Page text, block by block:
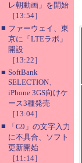
レ朝動画」を開始
［13:54］
■ ファーウェイ、東
京に「LTEラボ」
開設
［13:22］
■ SoftBank
SELECTION、
iPhone 3GS向けケ
ース3種発売
［13:04］
■
「G9」の文字入力
に不具合、ソフト
更新開始
［11:14］